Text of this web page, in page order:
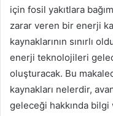
için fosil yakıtlara
zarar veren bir enerji
kaynaklarının sınırlı
enerji teknolojileri
oluşturacak. Bu
kaynakları nelerdir,
geleceği hakkında bilgi